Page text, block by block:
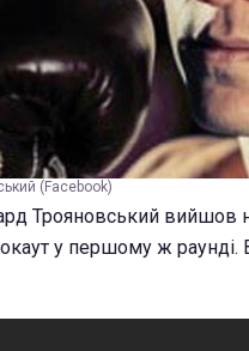
(Facebook)
Трояновський вийшов
у першому ж